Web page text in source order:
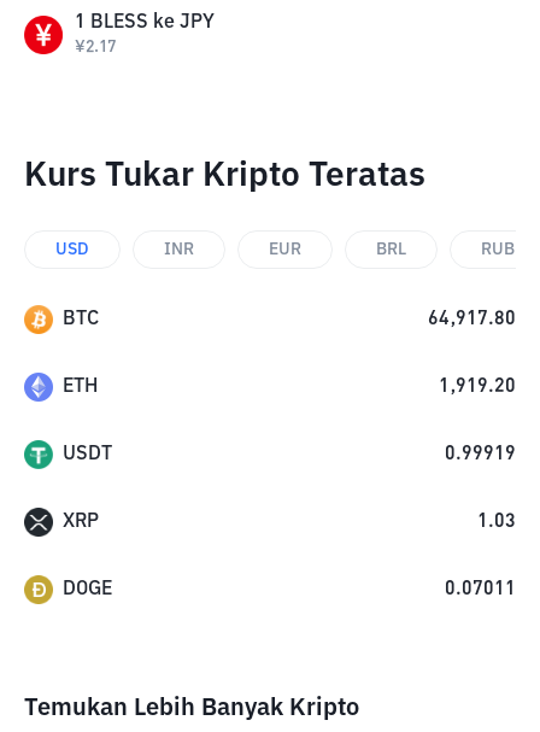
1 BLESS ke JPY
¥2.17
Kurs Tukar Kripto Teratas
USD INR EUR BRL RUB
BTC 64,917.80
ETH 1,919.20
USDT 0.99919
XRP 1.03
DOGE 0.07011
Temukan Lebih Banyak Kripto